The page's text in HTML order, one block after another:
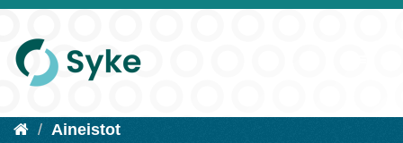
Aineistot